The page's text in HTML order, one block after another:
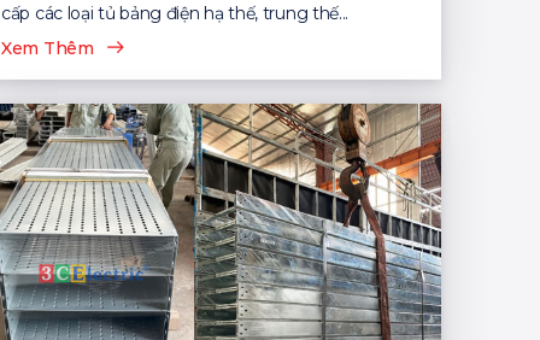
cấp các loại tủ bảng điện hạ thế, trung thế...
Xem Thêm